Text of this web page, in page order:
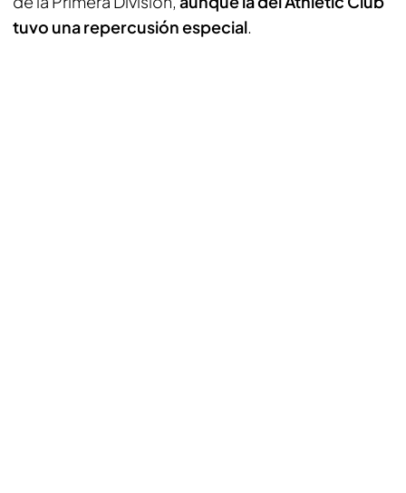
tuvo una repercusión especial.